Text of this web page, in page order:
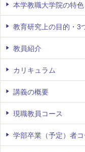
本学教職大学院の特色
教育研究上の目的・3
教員紹介
カリキュラム
講義の概要
現職教員コース
学部卒業（予定）者コ